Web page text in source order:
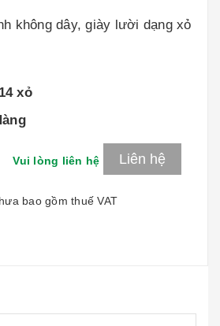
không dây, giày lười dạng xỏ
xỏ
Vui lòng liên hệ Liên hệ
bao gồm thuế VAT